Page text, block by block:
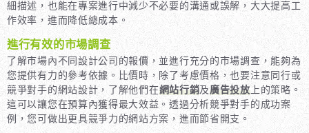
細描述，也能在專案進行中減少不必要的溝通或誤解，大大提高工
作效率，進而降低總成本。
進行有效的市場調查
了解市場內不同設計公司的報價，並進行充分的市場調查，能夠為
您提供有力的參考依據。比價時，除了考慮價格，也要注意同行或
競爭對手的網站設計，了解他們在網站行銷及廣告投放上的策略。
這可以讓您在預算內獲得最大效益。透過分析競爭對手的成功案
例，您可做出更具競爭力的網站方案，進而節省開支。